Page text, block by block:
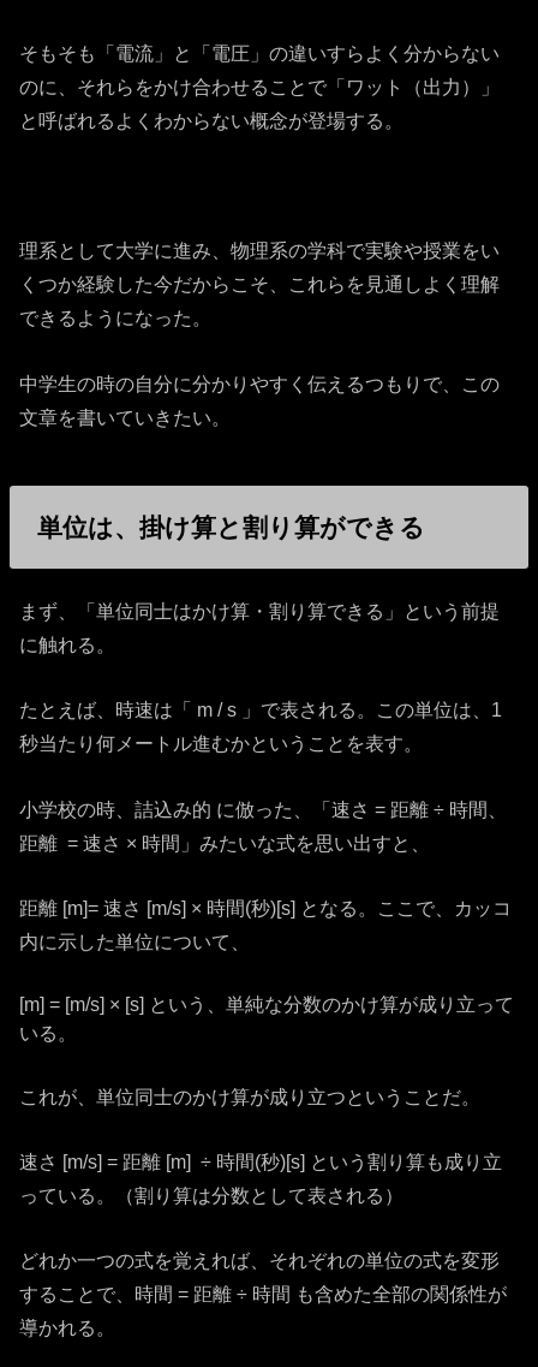
そもそも「電流」と「電圧」の違いすらよく分からない
のに、それらをかけ合わせることで「ワット（出力）」
と呼ばれるよくわからない概念が登場する。
理系として大学に進み、物理系の学科で実験や授業をい
くつか経験した今だからこそ、これらを見通しよく理解
できるようになった。
中学生の時の自分に分かりやすく伝えるつもりで、この
文章を書いていきたい。
単位は、掛け算と割り算ができる
まず、「単位同士はかけ算・割り算できる」という前提
に触れる。
たとえば、時速は「 m / s 」で表される。この単位は、1
秒当たり何メートル進むかということを表す。
小学校の時、詰込み的 に倣った、「速さ = 距離 ÷ 時間、
距離 = 速さ × 時間」みたいな式を思い出すと、
距離 [m]= 速さ [m/s] × 時間(秒)[s] となる。ここで、カッコ
内に示した単位について、
[m] = [m/s] × [s] という、単純な分数のかけ算が成り立って
いる。
これが、単位同士のかけ算が成り立つということだ。
速さ [m/s] = 距離 [m] ÷ 時間(秒)[s] という割り算も成り立
っている。（割り算は分数として表される）
どれか一つの式を覚えれば、それぞれの単位の式を変形
することで、時間 = 距離 ÷ 時間 も含めた全部の関係性が
導かれる。